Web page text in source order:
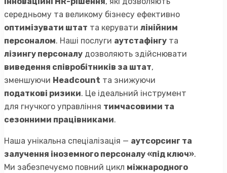
середньому та великому бізнесу ефективно
оптимізувати штат та керувати лінійним
персоналом. Наші послуги аутстафінгу та
лізингу персоналу дозволяють здійснювати
виведення співробітників за штат,
зменшуючи Headcount та знижуючи
податкові ризики. Це ідеальний інструмент
для гнучкого управління тимчасовими та
сезонними працівниками.
Наша унікальна спеціалізація — аутсорсинг та
залучення іноземного персоналу «під ключ».
Ми забезпечуємо повний цикл міжнародного